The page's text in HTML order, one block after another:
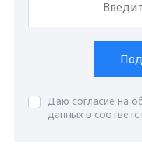
Даю согласие на
данных в